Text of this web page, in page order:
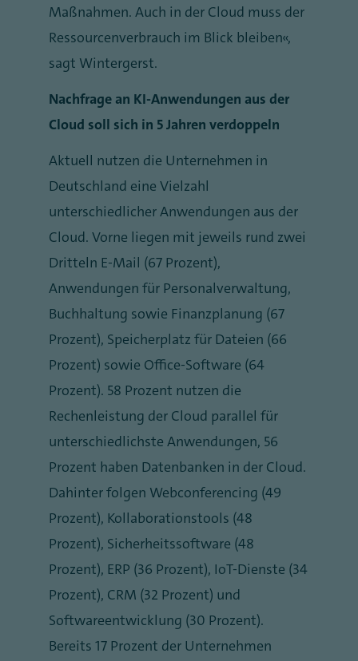
Maßnahmen. Auch in der Cloud muss der
Ressourcenverbrauch im Blick bleiben“,
sagt Wintergerst.
Nachfrage an KI-Anwendungen aus der
Cloud soll sich in 5 Jahren verdoppeln
Aktuell nutzen die Unternehmen in
Deutschland eine Vielzahl
unterschiedlicher Anwendungen aus der
Cloud. Vorne liegen mit jeweils rund zwei
Dritteln E-Mail (67 Prozent),
Anwendungen für Personalverwaltung,
Buchhaltung sowie Finanzplanung (67
Prozent), Speicherplatz für Dateien (66
Prozent) sowie Office-Software (64
Prozent). 58 Prozent nutzen die
Rechenleistung der Cloud parallel für
unterschiedlichste Anwendungen, 56
Prozent haben Datenbanken in der Cloud.
Dahinter folgen Webconferencing (49
Prozent), Kollaborationstools (48
Prozent), Sicherheitssoftware (48
Prozent), ERP (36 Prozent), IoT-Dienste (34
Prozent), CRM (32 Prozent) und
Softwareentwicklung (30 Prozent).
Bereits 17 Prozent der Unternehmen